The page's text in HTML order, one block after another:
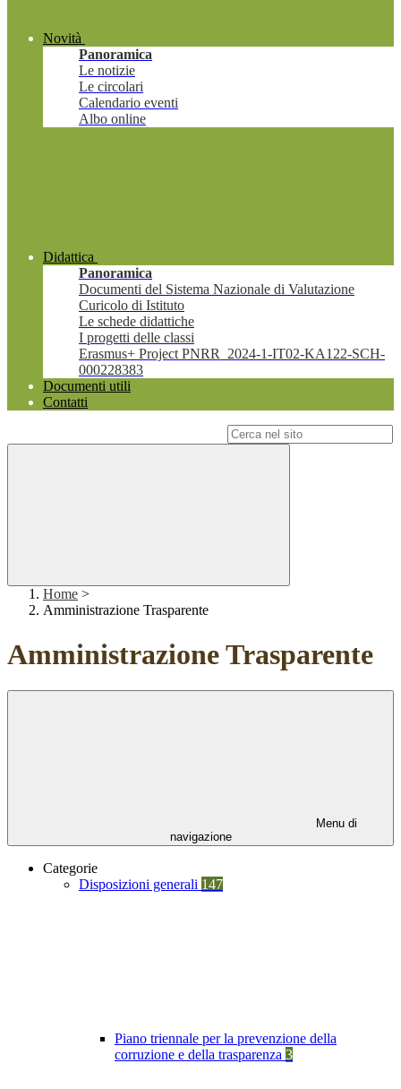
Novità
Panoramica
Le notizie
Le circolari
Calendario eventi
Albo online
Didattica
Panoramica
Documenti del Sistema Nazionale di Valutazione
Curicolo di Istituto
Le schede didattiche
I progetti delle classi
Erasmus+ Project PNRR_2024-1-IT02-KA122-SCH-
000228383
Documenti utili
Contatti
Home >
Amministrazione Trasparente
Amministrazione Trasparente
Menu di
navigazione
Categorie
Disposizioni generali 147
Piano triennale per la prevenzione della
corruzione e della trasparenza 3